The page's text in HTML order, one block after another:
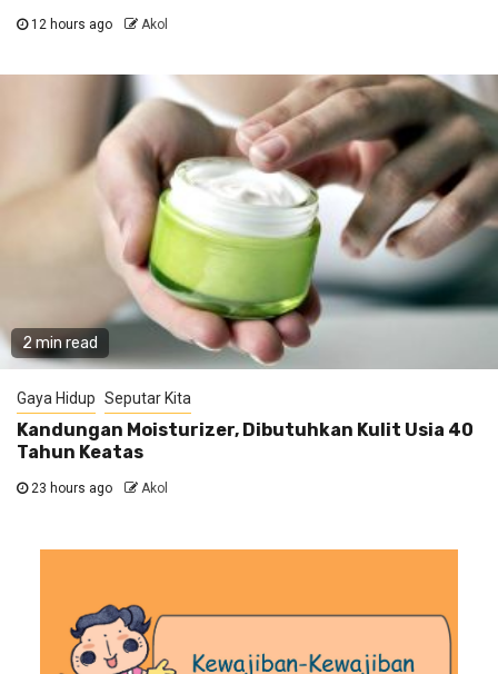
12 hours ago Akol
2 min read
Gaya Hidup Seputar Kita
Kandungan Moisturizer, Dibutuhkan Kulit Usia 40
Tahun Keatas
23 hours ago Akol